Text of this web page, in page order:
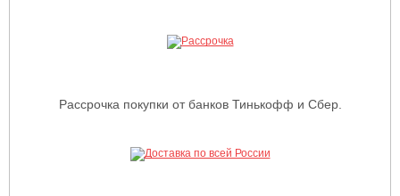
Рассрочка покупки от банков Тинькофф и Сбер.